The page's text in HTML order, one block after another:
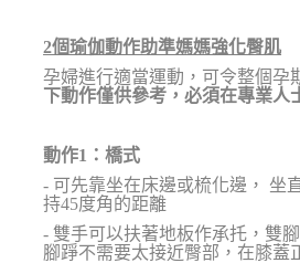
2個瑜伽動作助準媽媽強化臀肌
孕婦進行適當運動，可令整個孕
下動作僅供參考，必須在專業人
動作1：橋式
- 可先靠坐在床邊或梳化邊， 坐
持45度角的距離
- 雙手可以扶著地板作承托，雙
腳踭不需要太接近臀部，在膝蓋